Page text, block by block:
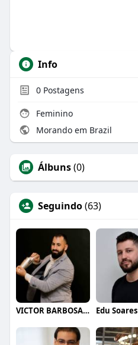
Info
0Postagens
Feminino
Morando em Brazil
Álbuns(0)
Seguindo(63)
VICTOR BARBOSA QUARANTA Edu Soares